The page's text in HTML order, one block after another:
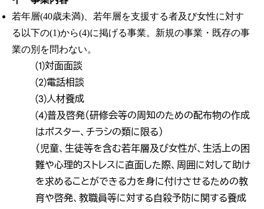
若年層(40歳未満)、若年層を支援する者及び女性に対す
る以下の(1)から(4)に掲げる事業。新規の事業・既存の事
業の別を問わない。
(1)対面面談
(2)電話相談
(3)人材養成
(4)普及啓発（研修会等の周知のための配布物の作成
はポスター、チラシの類に限る）
（児童、生徒等を含む若年層及び女性が、生活上の困
難や心理的ストレスに直面した際、周囲に対して助け
を求めることができる力を身に付けさせるための教
育や啓発、教職員等に対する自殺予防に関する養成